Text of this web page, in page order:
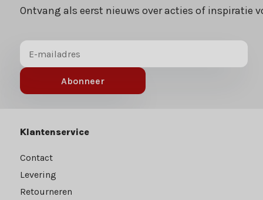
Ontvang als eerst nieuws over acties of inspiratie
Abonneer
Klantenservice
Contact
Levering
Retourneren